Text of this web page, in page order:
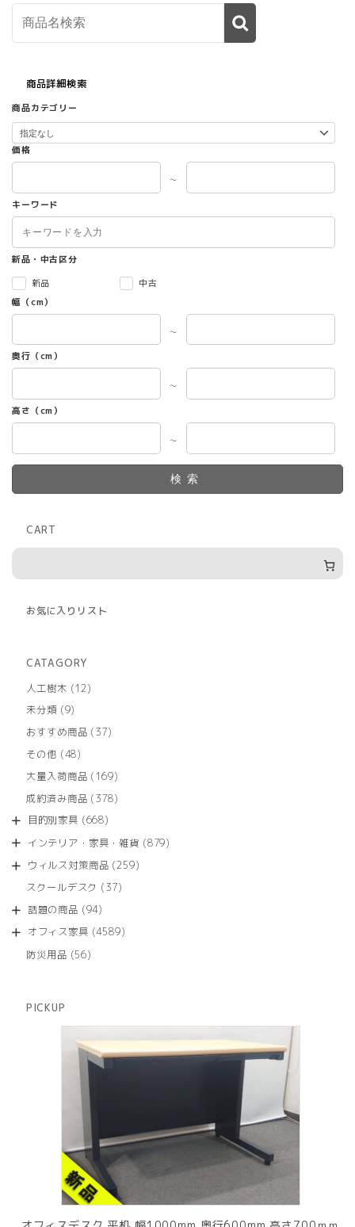
商品詳細検索
商品カテゴリー
価格
～
キーワード
新品・中古区分
新品
中古
幅（cm）
～
奥行（cm）
～
高さ（cm）
～
検索
CART
お気に入りリスト
CATAGORY
人工樹木
1212
商
未分類 99
の
商
おすすめ商品 3737
商
その他 4848
の
商
大量入荷商品 169169
の
成約済み商品 378378
商
目的別家具 668668
の
商
インテリア・家具・雑貨 879879
ウィルス対策商品 259259
スクールデスク 3737
商
話題の商品 9494
の
オフィス家具 45894589
防災用品 5656
PICKUP